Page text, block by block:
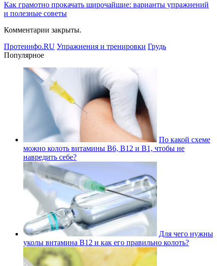
Как грамотно прокачать широчайшие: варианты упражнений
и полезные советы
Комментарии закрыты.
Протеинфо.RU Упражнения и тренировки Грудь
Популярное
По какой схеме
можно колоть витамины В6, В12 и В1, чтобы не
навредить себе?
Для чего нужны
уколы витамина В12 и как его правильно колоть?